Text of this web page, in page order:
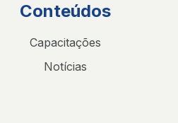
Conteúdos
Capacitações
Notícias